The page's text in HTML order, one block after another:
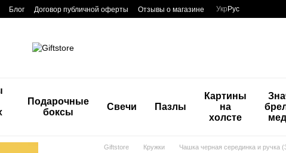
Блог Договор публичной оферты Отзывы о магазине Укр Рус
Подарочные
боксы
Свечи Пазлы
Картины
на
холсте
Giftstore Кружки Чашка черная серединка и ручка